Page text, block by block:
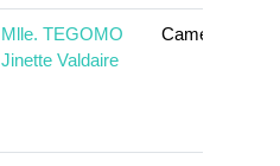
Mlle. TEGOMO
Jinette Valdaire
Cameroun